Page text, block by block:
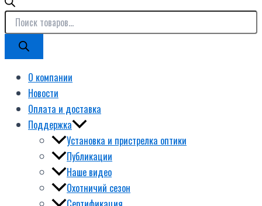
О компании
Новости
Оплата и доставка
Поддержка
Установка и пристрелка оптики
Публикации
Наше видео
Охотничий сезон